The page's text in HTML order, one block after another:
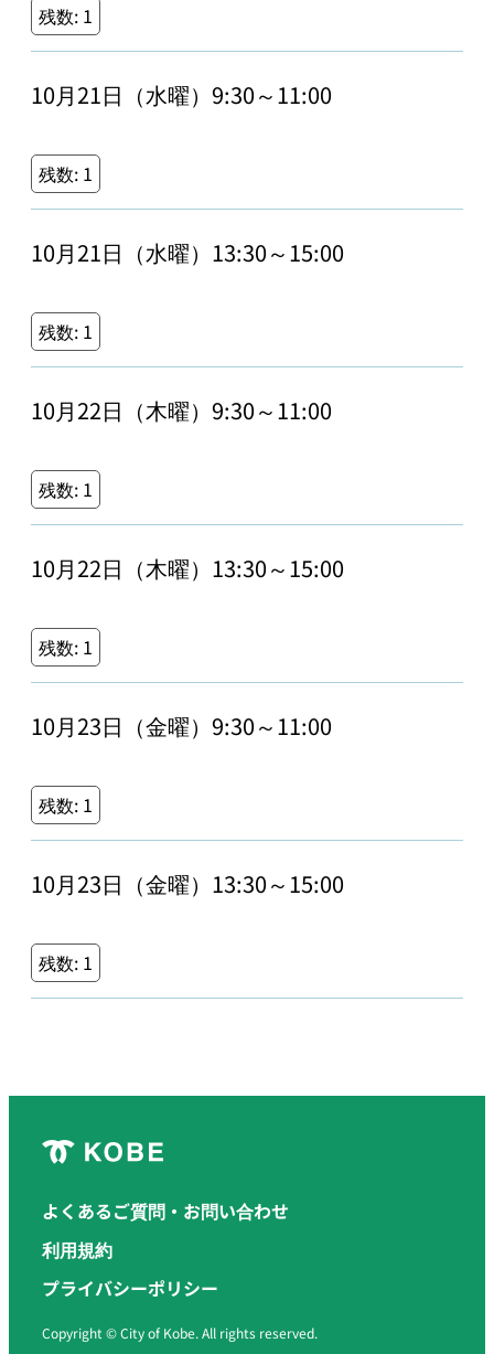
残数: 1
10月21日（水曜）9:30～11:00
残数: 1
10月21日（水曜）13:30～15:00
残数: 1
10月22日（木曜）9:30～11:00
残数: 1
10月22日（木曜）13:30～15:00
残数: 1
10月23日（金曜）9:30～11:00
残数: 1
10月23日（金曜）13:30～15:00
残数: 1
よくあるご質問・お問い合わせ
利用規約
プライバシーポリシー
Copyright © City of Kobe. All rights reserved.